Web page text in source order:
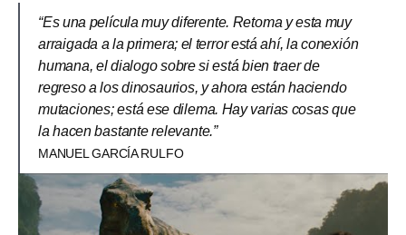
“Es una película muy diferente. Retoma y esta muy
arraigada a la primera; el terror está ahí, la conexión
humana, el dialogo sobre si está bien traer de
regreso a los dinosaurios, y ahora están haciendo
mutaciones; está ese dilema. Hay varias cosas que
la hacen bastante relevante.”
MANUEL GARCÍA RULFO